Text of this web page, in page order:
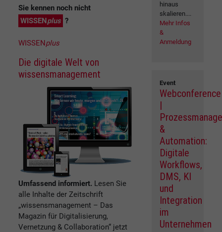
Sie kennen noch nicht
WISSENplus ?
WISSENplus
Die digitale Welt von
wissensmanagement
Umfassend informiert. Lesen Sie
alle Inhalte der Zeitschrift
„wissensmanagement – Das
Magazin für Digitalisierung,
Vernetzung & Collaboration“ jetzt
hinaus
skalieren....
Mehr Infos
&
Anmeldung
Event
Webconference
|
&
Automation:
Digitale
Workflows,
DMS, KI
und
Integration
im
Unternehmen